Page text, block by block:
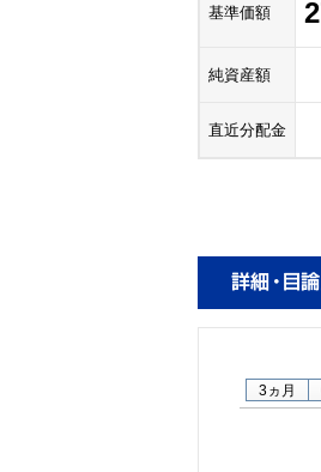
基準価額
純資産額
直近分配金
3ヵ月